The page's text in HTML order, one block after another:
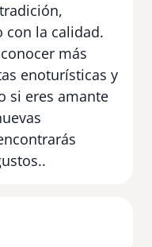
con la calidad.
más
enoturísticas y
si eres amante